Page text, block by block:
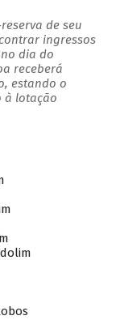
de seu
ingressos
no dia do
receberá
estando o
à lotação